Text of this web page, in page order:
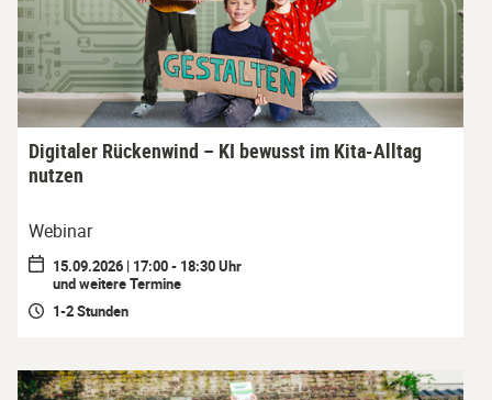
Digitaler Rückenwind – KI bewusst im Kita-Alltag
nutzen
Webinar
15.09.2026 | 17:00 - 18:30 Uhr
und weitere Termine
1-2 Stunden